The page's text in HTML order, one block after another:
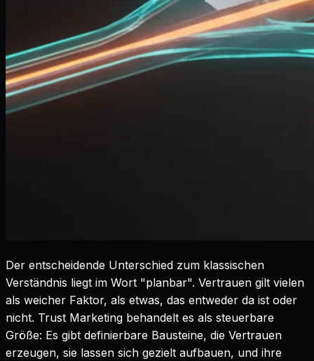
Der entscheidende Unterschied zum klassischen
Verständnis liegt im Wort "planbar". Vertrauen gilt vielen
als weicher Faktor, als etwas, das entweder da ist oder
nicht. Trust Marketing behandelt es als steuerbare
Größe: Es gibt definierbare Bausteine, die Vertrauen
erzeugen, sie lassen sich gezielt aufbauen, und ihre